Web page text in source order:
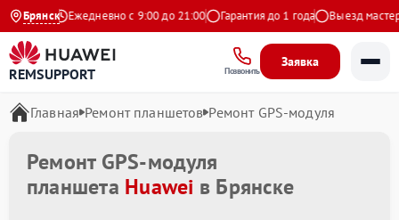
БрянскЕжедневно с 9:00 до 21:00 Гарантия до 1 года Выезд мастера
REMSUPPORT Позвонить
Заявка
Главная Ремонт планшетов Ремонт GPS-модуля
Ремонт GPS-модуля
планшета Huawei в Брянске